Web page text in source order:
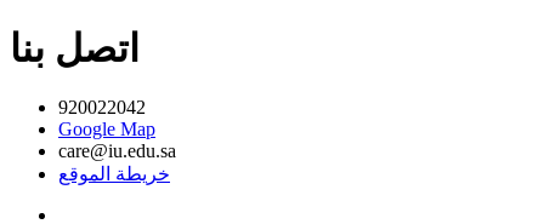
اتصل بنا
920022042
Google Map
care@iu.edu.sa
خريطة الموقع